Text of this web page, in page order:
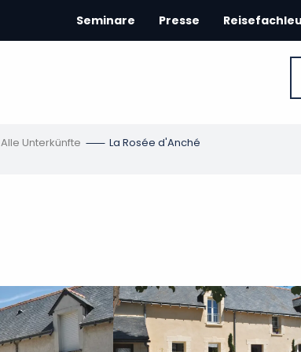
Seminare Presse
Alle Unterkünfte La Rosée d'Anché